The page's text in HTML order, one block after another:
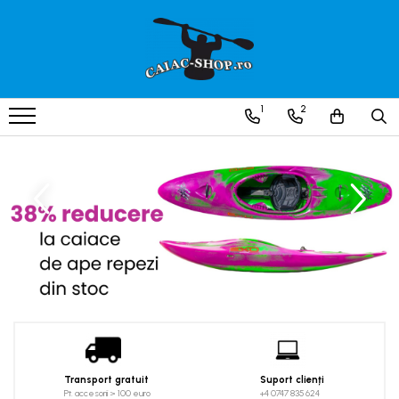
Caiace
Caiace tandem
Caiace sit on top
Caiace de competiție-club
Canoe
Bărci gonflabile
Bărci de rafting
1 2
Transport gratuit
Pt. accesorii > 100 euro
Suport clienți
+4 0747 835 624